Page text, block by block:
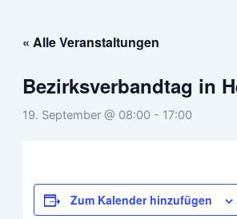
springen« Alle Veranstaltungen
Bezirksverbandtag in
19. September @ 08:00 - 17:00
Zum Kalender hinzufügen